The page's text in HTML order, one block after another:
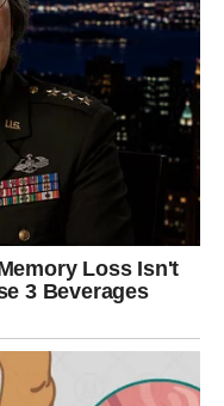
drugačije, kreativno,
možda ste imali